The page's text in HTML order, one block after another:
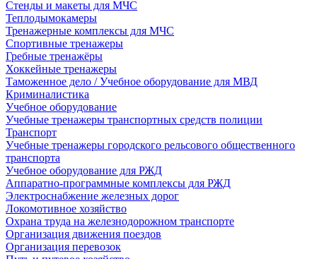
Стенды и макеты для МЧС
Теплодымокамеры
Тренажерные комплексы для МЧС
Спортивные тренажеры
Гребные тренажёры
Хоккейные тренажеры
Таможенное дело / Учебное оборудование для МВД
Криминалистика
Учебное оборудование
Учебные тренажеры транспортных средств полиции
Транспорт
Учебные тренажеры городского рельсового общественного
транспорта
Учебное оборудование для РЖД
Аппаратно-программные комплексы для РЖД
Электроснабжение железных дорог
Локомотивное хозяйство
Охрана труда на железнодорожном транспорте
Организация движения поездов
Организация перевозок